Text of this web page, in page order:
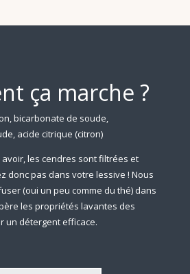
ça marche ?
bicarbonate de soude,
acide citrique (citron)
les cendres sont filtrées et
donc pas dans votre lessive ! Nous
(oui un peu comme du thé) dans
les propriétés lavantes des
un détergent efficace.